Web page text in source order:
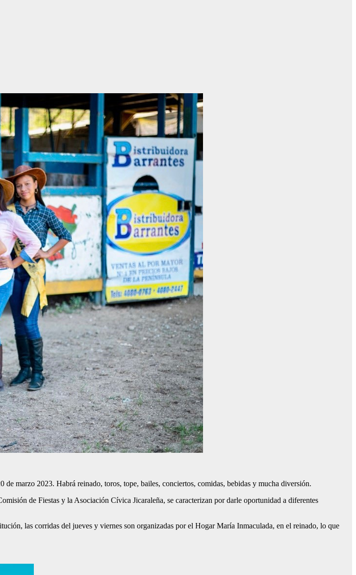
de marzo 2023. Habrá reinado, toros, tope, bailes, conciertos, comidas, bebidas y mucha diversión.
de Fiestas y la Asociación Cívica Jicaraleña, se caracterizan por darle oportunidad a diferentes
las corridas del jueves y viernes son organizadas por el Hogar María Inmaculada, en el reinado, lo que